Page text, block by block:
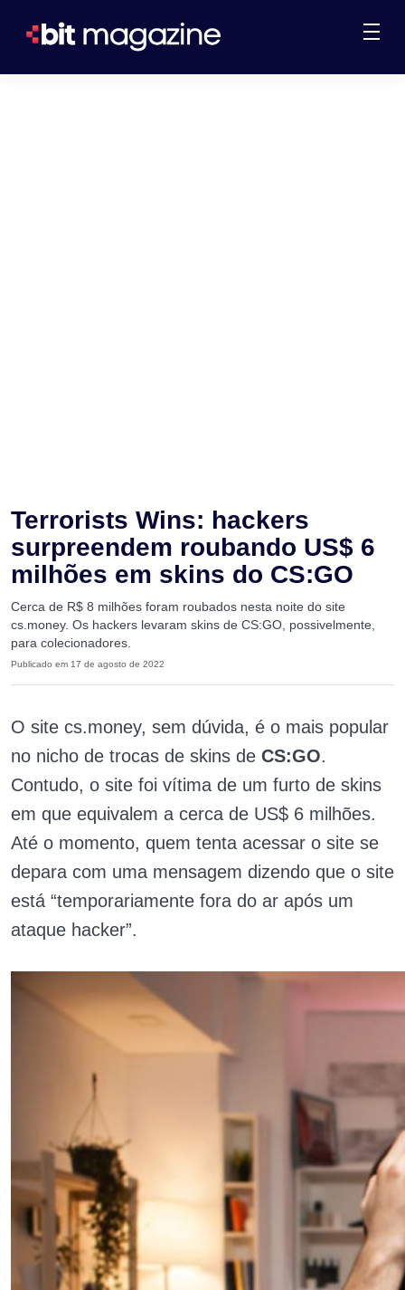
Terrorists Wins: hackers
surpreendem roubando US$ 6
milhões em skins do CS:GO
Cerca de R$ 8 milhões foram roubados nesta noite do site
cs.money. Os hackers levaram skins de CS:GO, possivelmente,
para colecionadores.
Publicado em 17 de agosto de 2022
O site cs.money, sem dúvida, é o mais popular
no nicho de trocas de skins de CS:GO.
Contudo, o site foi vítima de um furto de skins
em que equivalem a cerca de US$ 6 milhões.
Até o momento, quem tenta acessar o site se
depara com uma mensagem dizendo que o site
está “temporariamente fora do ar após um
ataque hacker”.